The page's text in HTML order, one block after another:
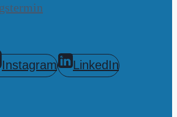
Instagram LinkedIn